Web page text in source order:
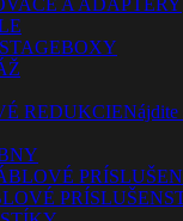
A ADAPTÉRY
REDUKCIENájdite